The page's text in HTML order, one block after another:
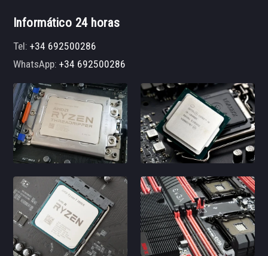
Informático 24 horas
Tel:+34 692500286
WhatsApp:+34 692500286